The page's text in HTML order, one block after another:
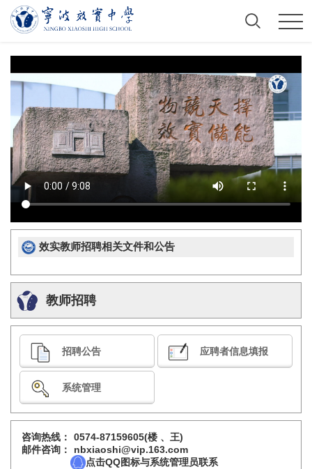
效实教师招聘相关文件和公告
教师招聘
招聘公告 应聘者信息填报
系统管理
咨询热线：
0574-87159605(楼 、王)
邮件咨询：
nbxiaoshi@vip.163.com
点击QQ图标与系统管理员联系